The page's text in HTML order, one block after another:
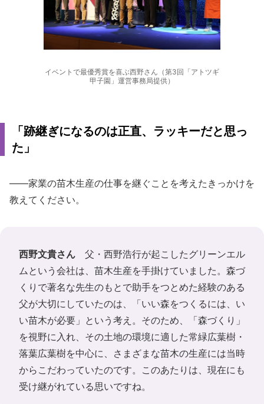
イベントで最優秀賞を喜ぶ西野さん（第3回「アトツギ
甲子園」運営事務局提供）
「跡継ぎになるのは正直、ラッキーだと思っ
た」
――家業の苗木生産の仕事を継ぐことを考えたきっかけを
教えてください。
西野文貴さん 父・西野浩行が起こしたグリーンエル
ムという会社は、苗木生産を手掛けていました。森づ
くりで著名な先生のもとで助手をつとめた経験のある
父が大切にしていたのは、「いい森をつくるには、い
い苗木が必要」という考え。そのため、「森づくり」
を視野に入れ、その土地の環境に適した常緑広葉樹・
落葉広葉樹を中心に、さまざまな苗木の生産には当時
からこだわっていたのです。このあたりは、現在にも
受け継がれている思いですね。